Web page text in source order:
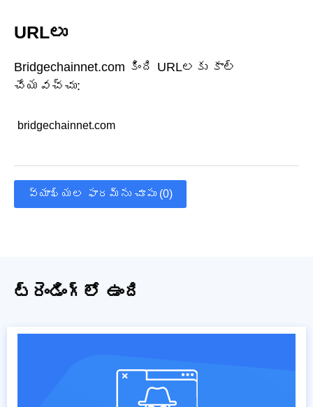
URLలు
Bridgechainnet.com కింది URLలకు కాల్
చేయవచ్చు:
bridgechainnet.com
వ్యాఖ్యల ఫారమ్‌ను చూపు (0)
ట్రెండింగ్‌లో ఉంది